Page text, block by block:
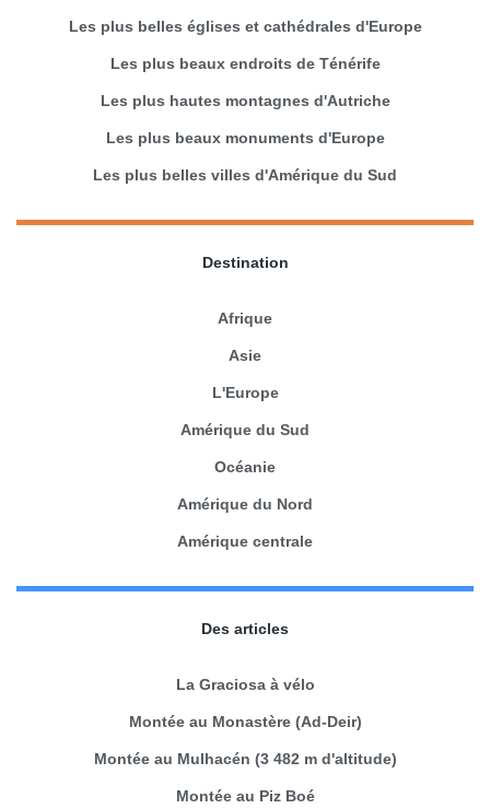
Les plus belles églises et cathédrales d'Europe
Les plus beaux endroits de Ténérife
Les plus hautes montagnes d'Autriche
Les plus beaux monuments d'Europe
Les plus belles villes d'Amérique du Sud
Destination
Afrique
Asie
L'Europe
Amérique du Sud
Océanie
Amérique du Nord
Amérique centrale
Des articles
La Graciosa à vélo
Montée au Monastère (Ad-Deir)
Montée au Mulhacén (3 482 m d'altitude)
Montée au Piz Boé